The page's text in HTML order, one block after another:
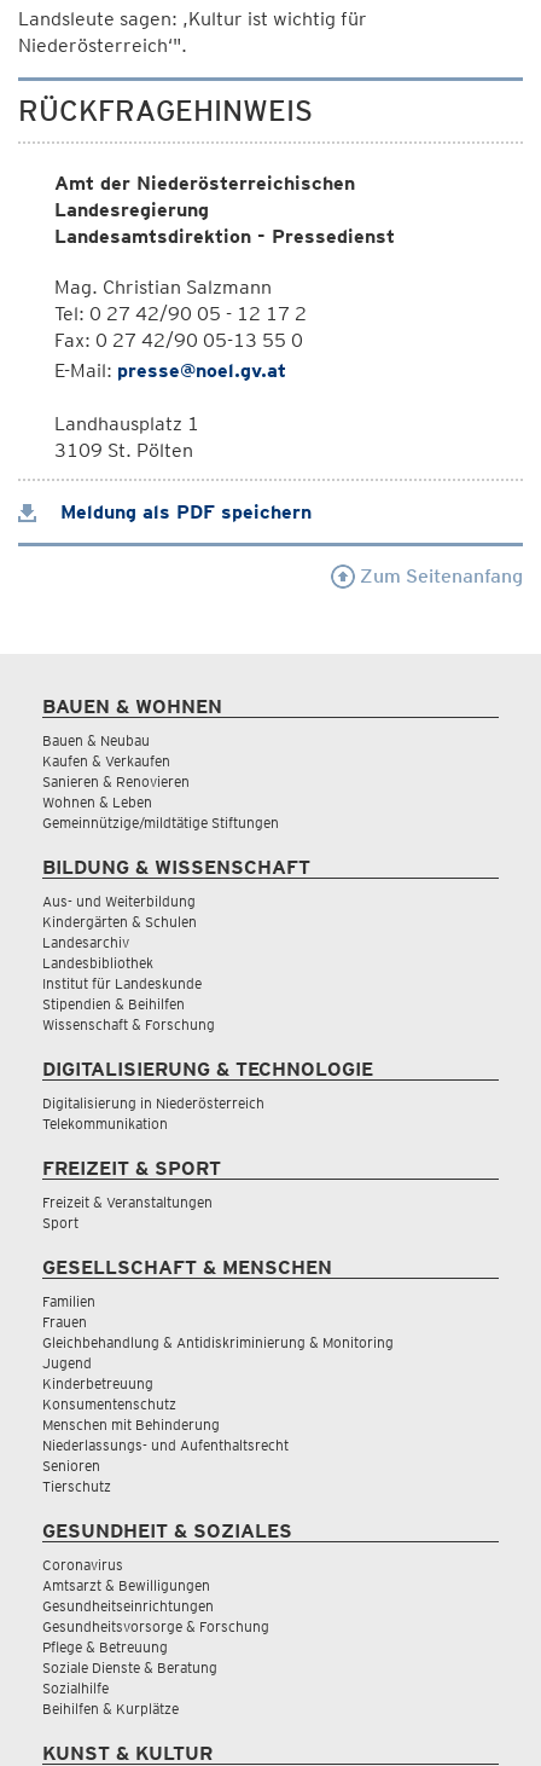
Landsleute sagen: ,Kultur ist wichtig für
Niederösterreich‘".
RÜCKFRAGEHINWEIS
Amt der Niederösterreichischen
Landesregierung
Landesamtsdirektion - Pressedienst
Mag. Christian Salzmann
Tel: 0 27 42/90 05 - 12 17 2
Fax: 0 27 42/90 05-13 55 0
E-Mail: presse@noel.gv.at
Landhausplatz 1
3109 St. Pölten
Meldung als PDF speichern
Zum Seitenanfang
BAUEN & WOHNEN
Bauen & Neubau
Kaufen & Verkaufen
Sanieren & Renovieren
Wohnen & Leben
Gemeinnützige/mildtätige Stiftungen
BILDUNG & WISSENSCHAFT
Aus- und Weiterbildung
Kindergärten & Schulen
Landesarchiv
Landesbibliothek
Institut für Landeskunde
Stipendien & Beihilfen
Wissenschaft & Forschung
DIGITALISIERUNG & TECHNOLOGIE
Digitalisierung in Niederösterreich
Telekommunikation
FREIZEIT & SPORT
Freizeit & Veranstaltungen
Sport
GESELLSCHAFT & MENSCHEN
Familien
Frauen
Gleichbehandlung & Antidiskriminierung & Monitoring
Jugend
Kinderbetreuung
Konsumentenschutz
Menschen mit Behinderung
Niederlassungs- und Aufenthaltsrecht
Senioren
Tierschutz
GESUNDHEIT & SOZIALES
Coronavirus
Amtsarzt & Bewilligungen
Gesundheitseinrichtungen
Gesundheitsvorsorge & Forschung
Pflege & Betreuung
Soziale Dienste & Beratung
Sozialhilfe
Beihilfen & Kurplätze
KUNST & KULTUR